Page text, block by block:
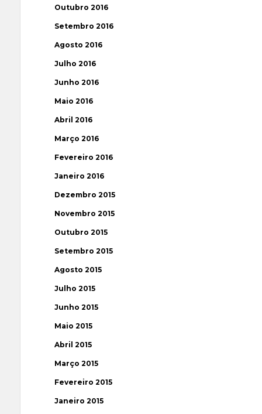
Outubro 2016
Setembro 2016
Agosto 2016
Julho 2016
Junho 2016
Maio 2016
Abril 2016
Março 2016
Fevereiro 2016
Janeiro 2016
Dezembro 2015
Novembro 2015
Outubro 2015
Setembro 2015
Agosto 2015
Julho 2015
Junho 2015
Maio 2015
Abril 2015
Março 2015
Fevereiro 2015
Janeiro 2015